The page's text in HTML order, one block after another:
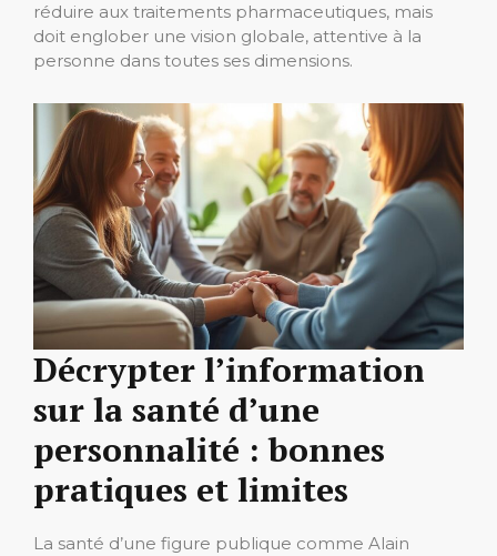
réduire aux traitements pharmaceutiques, mais
doit englober une vision globale, attentive à la
personne dans toutes ses dimensions.
Décrypter l’information
sur la santé d’une
personnalité : bonnes
pratiques et limites
La santé d’une figure publique comme Alain